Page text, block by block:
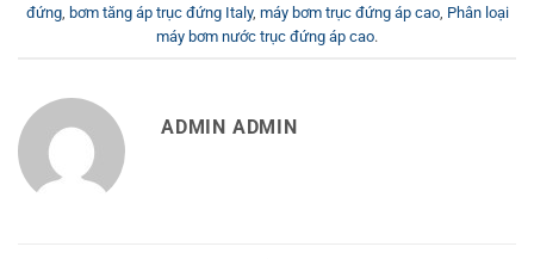
đứng, bơm tăng áp trục đứng Italy, máy bơm trục đứng áp cao, Phân loại
máy bơm nước trục đứng áp cao.
ADMIN ADMIN